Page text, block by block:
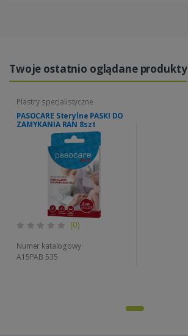
Twoje ostatnio oglądane produkty
Plastry specjalistyczne
PASOCARE Sterylne PASKI DO
ZAMYKANIA RAN 8szt
(0)
Numer katalogowy:
A15PAB 535